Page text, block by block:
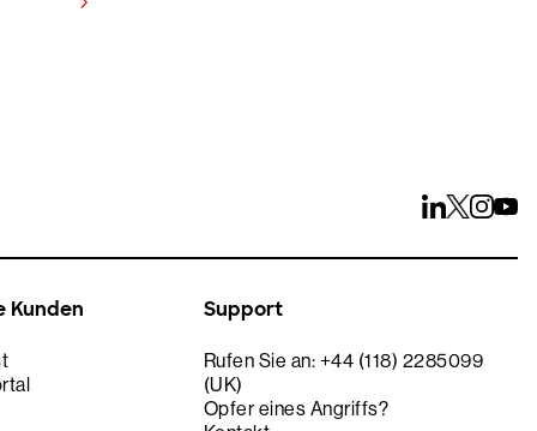
Kunden Support
Rufen Sie an: +44 (118) 2285099
(UK)
Opfer eines Angriffs?